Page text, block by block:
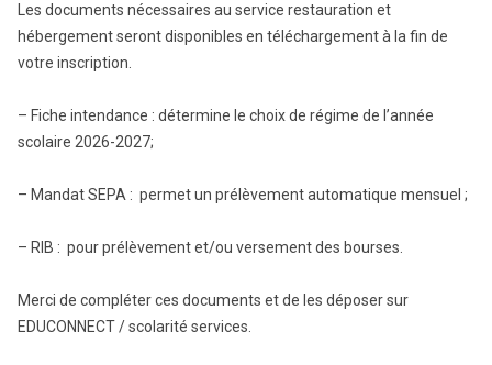
Les documents nécessaires au service restauration et
hébergement seront disponibles en téléchargement à la fin de
votre inscription.
– Fiche intendance : détermine le choix de régime de l’année
scolaire 2026-2027;
– Mandat SEPA : permet un prélèvement automatique mensuel ;
– RIB : pour prélèvement et/ou versement des bourses.
Merci de compléter ces documents et de les déposer sur
EDUCONNECT / scolarité services.